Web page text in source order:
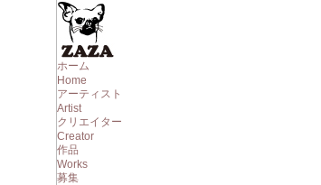
ホーム
Home
アーティスト
Artist
クリエイター
Creator
作品
Works
募集